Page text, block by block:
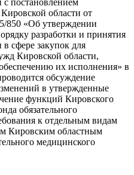
области от
850 «Об утверждении
разработки и принятия
сфере закупок для
Кировской области,
их исполнения» в
обсуждение
в утвержденные
функций Кировского
обязательного
к отдельным видам
Кировским областным
медицинского